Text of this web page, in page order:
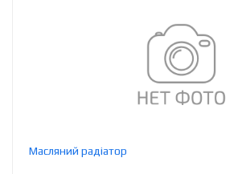
Масляний радіатор